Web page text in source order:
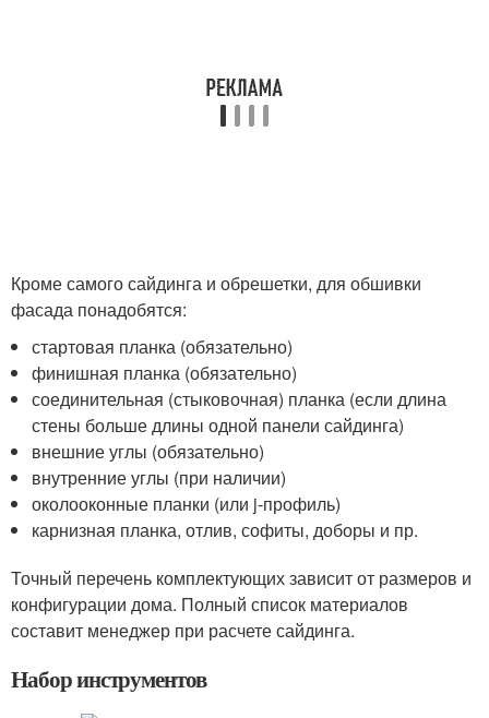
Кроме самого сайдинга и обрешетки, для обшивки
фасада понадобятся:
стартовая планка (обязательно)
финишная планка (обязательно)
соединительная (стыковочная) планка (если длина
стены больше длины одной панели сайдинга)
внешние углы (обязательно)
внутренние углы (при наличии)
околооконные планки (или j-профиль)
карнизная планка, отлив, софиты, доборы и пр.
Точный перечень комплектующих зависит от размеров и
конфигурации дома. Полный список материалов
составит менеджер при расчете сайдинга.
Набор инструментов